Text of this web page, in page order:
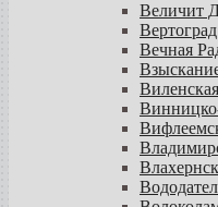
Величит
Вечная
Виленская